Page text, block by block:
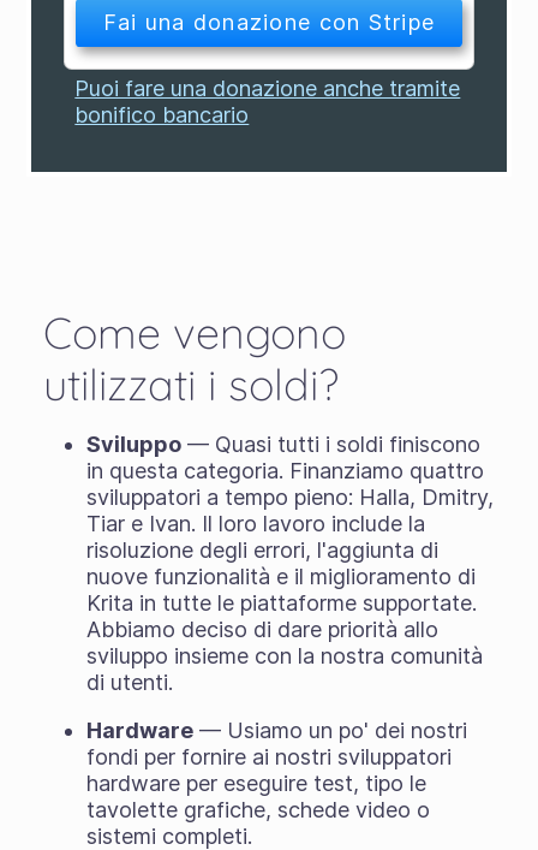
Puoi fare una donazione anche tramite
bonifico bancario
Come vengono
utilizzati i soldi?
Sviluppo— Quasi tutti i soldi finiscono
in questa categoria. Finanziamo quattro
sviluppatori a tempo pieno: Halla, Dmitry,
Tiar e Ivan. Il loro lavoro include la
risoluzione degli errori, l'aggiunta di
nuove funzionalità e il miglioramento di
Krita in tutte le piattaforme supportate.
Abbiamo deciso di dare priorità allo
sviluppo insieme con la nostra comunità
di utenti.
Hardware— Usiamo un po' dei nostri
fondi per fornire ai nostri sviluppatori
hardware per eseguire test, tipo le
tavolette grafiche, schede video o
sistemi completi.